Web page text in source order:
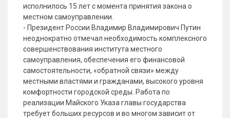
исполнилось 15 лет с момента принятия закона о
местном самоуправлении.
- Президент России Владимир Владимирович Путин
неоднократно отмечал необходимость комплексного
совершенствования института местного
самоуправления, обеспечения его финансовой
самостоятельности, «обратной связи» между
местными властями и гражданами, высокого уровня
комфортности городской среды. Работа по
реализации Майского Указа главы государства
требует больших ресурсов и во многом зависит от